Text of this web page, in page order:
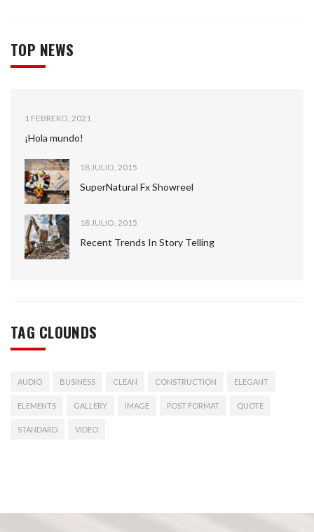
Pronto nos comunicaremos con usted.
TOP NEWS
1 FEBRERO, 2021
¡Hola mundo!
18 JULIO, 2015
SuperNatural Fx Showreel
18 JULIO, 2015
Recent Trends In Story Telling
TAG CLOUNDS
AUDIO BUSINESS CLEAN CONSTRUCTION ELEGANT
ELEMENTS GALLERY IMAGE POST FORMAT QUOTE
STANDARD VIDEO